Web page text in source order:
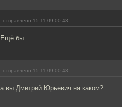
отправлено 15.11.09 00:43
Ещё бы.
отправлено 15.11.09 00:43
а вы Дмитрий Юрьевич на каком?